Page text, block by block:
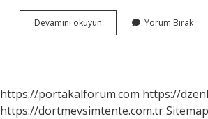
Devamını okuyun Akciğerden
Kalbe
Getirir
Yorum Bırak
https://portakalforum.com https://
https://dortmevsimtente.com.trSitemap